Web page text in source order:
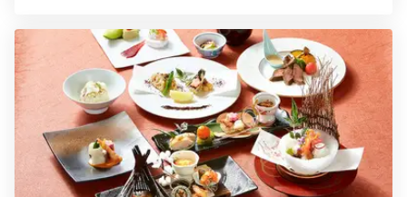
替え、ドリップポッドで淹れたコーヒーを飲みリラック
ス◎「スイーツブティック パレット」で購入したスイ
ーツも一緒にいただけば、幸せな夜のひとときに♡
2日目